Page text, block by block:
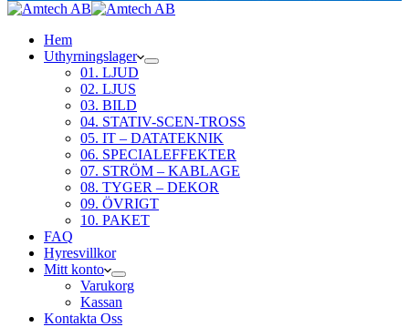
Hem
Uthyrningslager
01. LJUD
02. LJUS
03. BILD
04. STATIV-SCEN-TROSS
05. IT – DATATEKNIK
06. SPECIALEFFEKTER
07. STRÖM – KABLAGE
08. TYGER – DEKOR
09. ÖVRIGT
10. PAKET
FAQ
Hyresvillkor
Mitt konto
Varukorg
Kassan
Kontakta Oss